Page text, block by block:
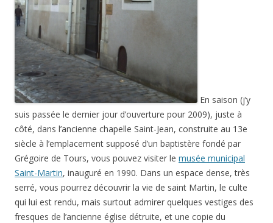
En saison (j’y
suis passée le dernier jour d’ouverture pour 2009), juste à
côté, dans l’ancienne chapelle Saint-Jean, construite au 13e
siècle à l’emplacement supposé d’un baptistère fondé par
Grégoire de Tours, vous pouvez visiter le musée municipal
Saint-Martin, inauguré en 1990. Dans un espace dense, très
serré, vous pourrez découvrir la vie de saint Martin, le culte
qui lui est rendu, mais surtout admirer quelques vestiges des
fresques de l’ancienne église détruite, et une copie du